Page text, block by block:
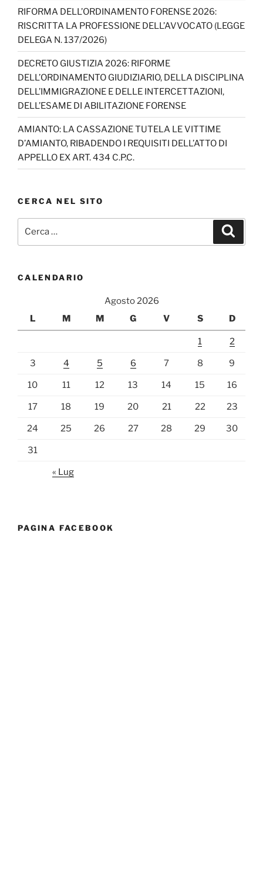
a
n
n
el
RIFORMA DELL’ORDINAMENTO FORENSE 2026:
RISCRITTA LA PROFESSIONE DELL’AVVOCATO (LEGGE
DELEGA N. 137/2026)
DECRETO GIUSTIZIA 2026: RIFORME
DELL’ORDINAMENTO GIUDIZIARIO, DELLA DISCIPLINA
DELL’IMMIGRAZIONE E DELLE INTERCETTAZIONI,
DELL’ESAME DI ABILITAZIONE FORENSE
AMIANTO: LA CASSAZIONE TUTELA LE VITTIME
D’AMIANTO, RIBADENDO I REQUISITI DELL’ATTO DI
APPELLO EX ART. 434 C.P.C.
CERCA NEL SITO
CALENDARIO
Agosto 2026
L
M M G V S D
1 2
3 4 5 6 7 8 9
10 11 12 13 14 15 16
17 18 19 20 21 22 23
24 25 26 27 28 29 30
31
« Lug
PAGINA FACEBOOK